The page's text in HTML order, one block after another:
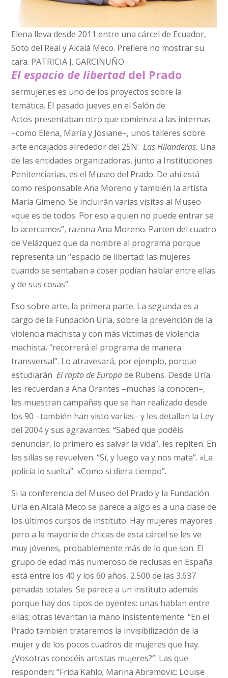
Elena lleva desde 2011 entre una cárcel de Ecuador,
Soto del Real y Alcalá Meco. Prefiere no mostrar su
cara. PATRICIA J. GARCINUÑO
El espacio de libertaddel Prado
sermujer.es es uno de los proyectos sobre la
temática. El pasado jueves en el Salón de
Actos presentaban otro que comienza a las internas
–como Elena, María y Josiane–, unos talleres sobre
arte encajados alrededor del 25N: Las Hilanderas. Una
de las entidades organizadoras, junto a Instituciones
Penitenciarias, es el Museo del Prado. De ahí está
como responsable Ana Moreno y también la artista
María Gimeno. Se incluirán varias visitas al Museo
«que es de todos. Por eso a quien no puede entrar se
lo acercamos”, razona Ana Moreno. Parten del cuadro
de Velázquez que da nombre al programa porque
representa un “espacio de libertad: las mujeres
cuando se sentaban a coser podían hablar entre ellas
y de sus cosas”.
Eso sobre arte, la primera parte. La segunda es a
cargo de la Fundación Uría, sobre la prevención de la
violencia machista y con más víctimas de violencia
machista, “recorrerá el programa de manera
transversal”. Lo atravesará, por ejemplo, porque
estudiarán El rapto de Europade Rubens. Desde Uría
les recuerdan a Ana Orantes –muchas la conocen–,
les muestran campañas que se han realizado desde
los 90 –también han visto varias– y les detallan la Ley
del 2004 y sus agravantes. “Sabed que podéis
denunciar, lo primero es salvar la vida”, les repiten. En
las sillas se revuelven. “Sí, y luego va y nos mata”. «La
policía lo suelta”. «Como si diera tiempo”.
Si la conferencia del Museo del Prado y la Fundación
Uría en Alcalá Meco se parece a algo es a una clase de
los últimos cursos de instituto. Hay mujeres mayores
pero a la mayoría de chicas de esta cárcel se les ve
muy jóvenes, probablemente más de lo que son. El
grupo de edad más numeroso de reclusas en España
está entre los 40 y los 60 años, 2.500 de las 3.637
penadas totales. Se parece a un instituto además
porque hay dos tipos de oyentes: unas hablan entre
ellas; otras levantan la mano insistentemente. “En el
Prado también trataremos la invisibilización de la
mujer y de los pocos cuadros de mujeres que hay.
¿Vosotras conocéis artistas mujeres?”. Las que
responden: “Frida Kahlo; Marina Abramovic; Louise